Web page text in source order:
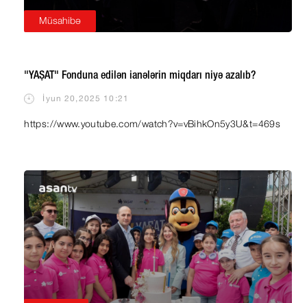
"YAŞAT" Fonduna edilən ianələrin miqdarı niyə azalıb?
İyun 20,2025 10:21
https://www.youtube.com/watch?v=vBihkOn5y3U&t=469s
Müsahibə